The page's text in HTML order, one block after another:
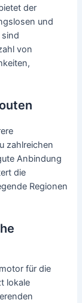
der
und
sind
von
zahlreichen
Anbindung
die
Regionen
für die
lokale